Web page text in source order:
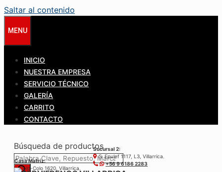
Saltar al contenido
MENU
INICIO
NUESTRA EMPRESA
SERVICIO TÉCNICO
GALERÍA
CARRITO
CONTACTO
Búsqueda de productos
Casa Matríz:
Colo-Colo 1620, Villarrica.
Sucursal 2:
S. Epulef 1117, L3, Villarrica.
+56 9 6186 2283